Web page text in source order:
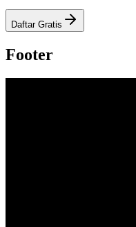
Daftar Gratis
Footer